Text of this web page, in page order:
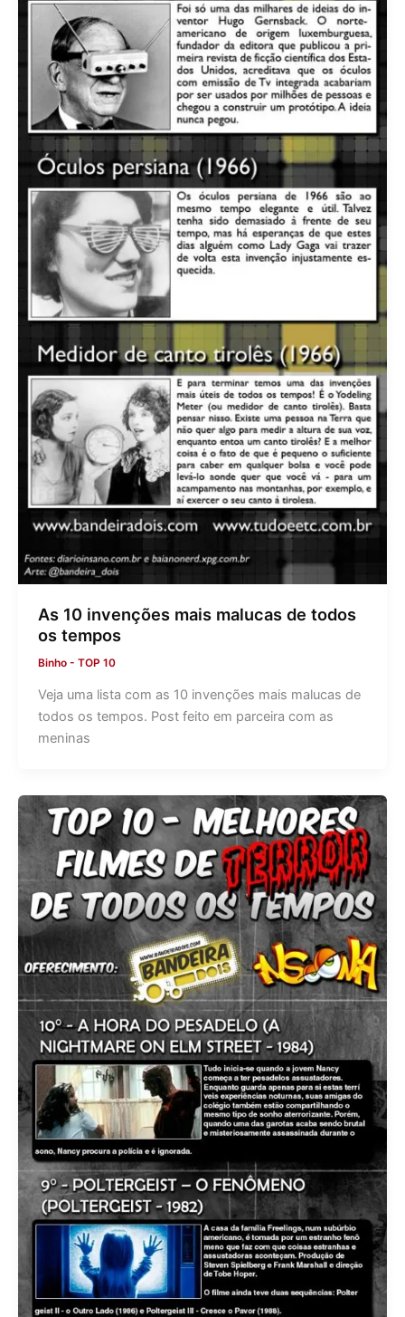
As 10 invenções mais malucas de todos
os tempos
Binho - TOP 10
Veja uma lista com as 10 invenções mais malucas de
todos os tempos. Post feito em parceira com as
meninas